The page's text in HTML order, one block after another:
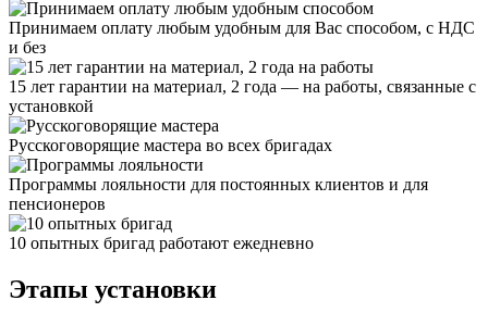
Принимаем оплату любым удобным для Вас способом, с НДС
и без
15 лет гарантии на материал, 2 года — на работы, связанные с
установкой
Русскоговорящие мастера во всех бригадах
Программы лояльности для постоянных клиентов и для
пенсионеров
10 опытных бригад работают ежедневно
Этапы установки